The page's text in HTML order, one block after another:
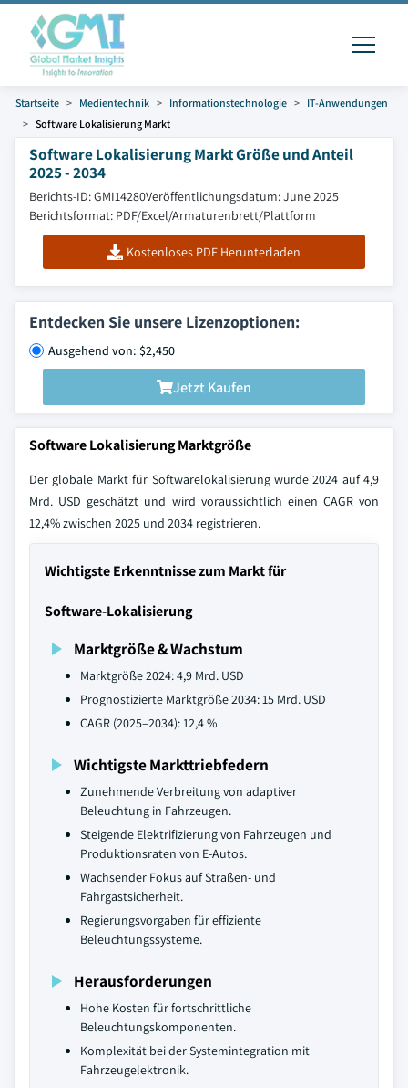
Startseite Medientechnik Informationstechnologie
IT-Anwendungen
Software Lokalisierung Markt
Software Lokalisierung Markt Größe und Anteil
2025 - 2034
Berichts-ID: GMI14280Veröffentlichungsdatum: June 2025
Berichtsformat: PDF/Excel/Armaturenbrett/Plattform
Kostenloses PDF Herunterladen
Entdecken Sie unsere Lizenzoptionen:
Ausgehend von: $2,450
Jetzt Kaufen
Software Lokalisierung Marktgröße
Der globale Markt für Softwarelokalisierung wurde 2024 auf 4,9
Mrd. USD geschätzt und wird voraussichtlich einen CAGR von
12,4% zwischen 2025 und 2034 registrieren.
Wichtigste Erkenntnisse zum Markt für
Software-Lokalisierung
Marktgröße & Wachstum
Marktgröße 2024: 4,9 Mrd. USD
Prognostizierte Marktgröße 2034: 15 Mrd. USD
CAGR (2025–2034): 12,4 %
Wichtigste Markttriebfedern
Zunehmende Verbreitung von adaptiver
Beleuchtung in Fahrzeugen.
Steigende Elektrifizierung von Fahrzeugen und
Produktionsraten von E-Autos.
Wachsender Fokus auf Straßen- und
Fahrgastsicherheit.
Regierungsvorgaben für effiziente
Beleuchtungssysteme.
Herausforderungen
Hohe Kosten für fortschrittliche
Beleuchtungskomponenten.
Komplexität bei der Systemintegration mit
Fahrzeugelektronik.